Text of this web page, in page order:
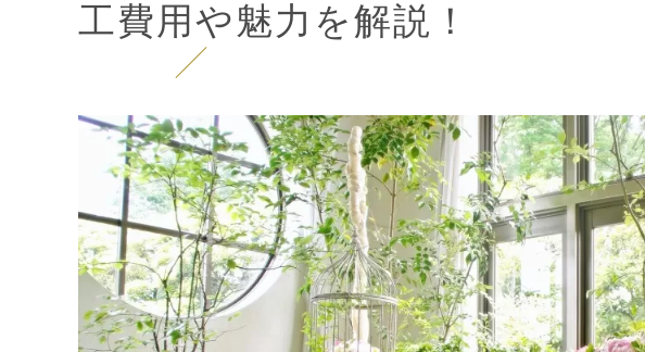
工費用や魅力を解説！